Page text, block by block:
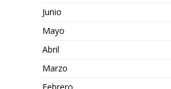
Junio
Mayo
Abril
Marzo